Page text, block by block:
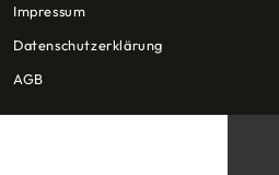
Impressum
Datenschutzerklärung
AGB